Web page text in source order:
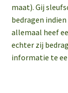
maat). Gij
bedragen
allemaal heef
echter zij
informatie te